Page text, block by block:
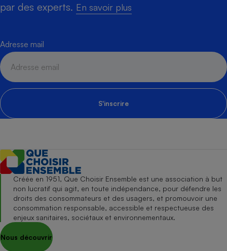
par des experts. En savoir plus
Adresse mail
S'inscrire
Créée en 1951, Que Choisir Ensemble est une association à but
non lucratif qui agit, en toute indépendance, pour défendre les
droits des consommateurs et des usagers, et promouvoir une
consommation responsable, accessible et respectueuse des
enjeux sanitaires, sociétaux et environnementaux.
Nous découvrir